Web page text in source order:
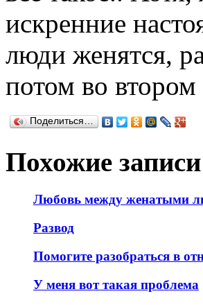
искренние
люди женятся,
потом во втором
Поделиться…
Похожие записи
Любовь между женатыми
Развод
Помогите разобраться в
У меня вот такая проблема